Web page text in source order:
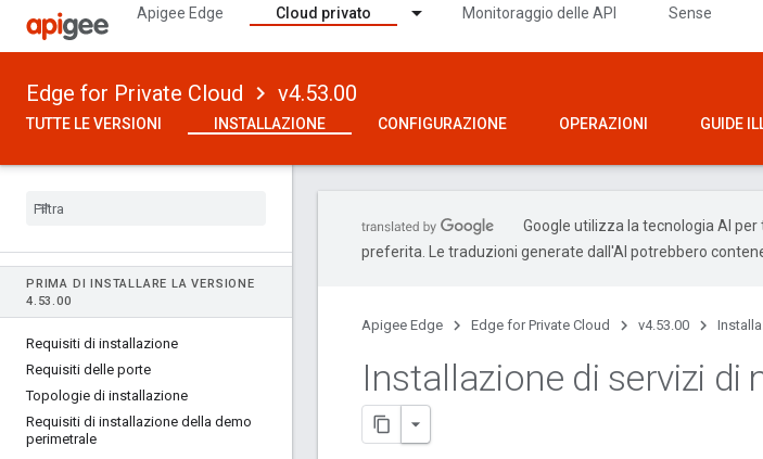
Apigee Edge Cloud privato Monitoraggio delle API Sense
Edge for Private Cloud v4.53.00
TUTTE LE VERSIONI INSTALLAZIONE CONFIGURAZIONE OPERAZIONI GUIDE
PRIMA DI INSTALLARE LA VERSIONE
4. 53 .00
Requisiti di installazione
Requisiti delle porte
Topologie di installazione
Requisiti di installazione della demo
perimetrale
Google utilizza la tecnologia AI
preferita. Le traduzioni generate dall'AI potrebbero
Apigee Edge Edge for Private Cloud v4.53.00
Installazione di servizi di